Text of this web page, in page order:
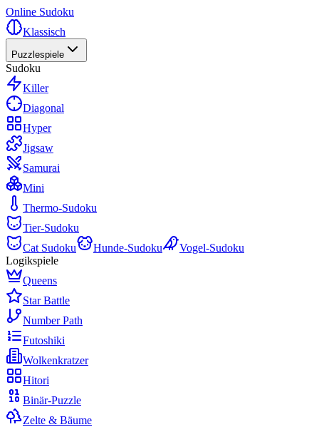
Online Sudoku
Klassisch
Puzzlespiele
Sudoku
Killer
Diagonal
Hyper
Jigsaw
Samurai
Mini
Thermo-Sudoku
Tier-Sudoku
Cat Sudoku
Hunde-Sudoku
Vogel-Sudoku
Logikspiele
Queens
Star Battle
Number Path
Futoshiki
Wolkenkratzer
Hitori
Binär-Puzzle
Zelte & Bäume